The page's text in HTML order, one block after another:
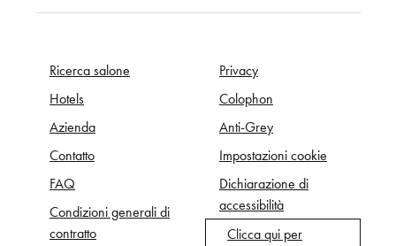
Ricerca salone
Hotels
Azienda
Contatto
FAQ
Condizioni generali di
contratto
Privacy
Colophon
Anti-Grey
Impostazioni cookie
Dichiarazione di
accessibilità
Clicca qui per